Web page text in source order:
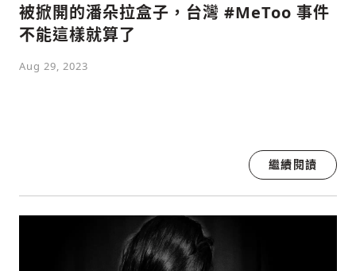
被掀開的潘朵拉盒子，台灣 #MeToo 事件
不能這樣就算了
Aug 29, 2023
繼續閱讀